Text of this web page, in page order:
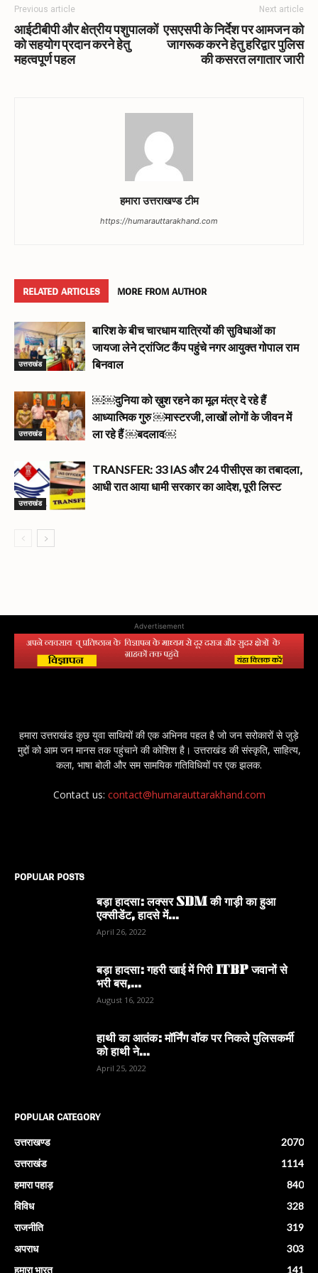
Previous article
आईटीबीपी और क्षेत्रीय पशुपालकों
को सहयोग प्रदान करने हेतु
महत्वपूर्ण पहल
Next article
एसएसपी के निर्देश पर आमजन को
जागरूक करने हेतु हरिद्वार पुलिस
की कसरत लगातार जारी
हमारा उत्तराखण्ड टीम
https://humarauttarakhand.com
RELATED ARTICLES MORE FROM AUTHOR
उत्तराखंड
बारिश के बीच चारधाम यात्रियों की सुविधाओं का
जायजा लेने ट्रांजिट कैंप पहुंचे नगर आयुक्त गोपाल राम
बिनवाल
उत्तराखंड
￼￼दुनिया को ख़ुश रहने का मूल मंत्र दे रहे हैं
आध्यात्मिक गुरु ￼मास्टरजी, लाखों लोगों के जीवन में
ला रहे हैं ￼बदलाव￼
उत्तराखंड
TRANSFER: 33 IAS और 24 पीसीएस का तबादला,
आधी रात आया धामी सरकार का आदेश, पूरी लिस्ट
Advertisement
हमारा उत्तराखंड कुछ युवा साथियों की एक अभिनव पहल है जो जन सरोकारों से जुड़े
मुद्दों को आम जन मानस तक पहुंचाने की कोशिश है। उत्तराखंड की संस्कृति, साहित्य,
कला, भाषा बोली और सम सामयिक गतिविधियों पर एक झलक.
Contact us: contact@humarauttarakhand.com
POPULAR POSTS
बड़ा हादसा: लक्सर SDM की गाड़ी का हुआ
एक्सीडेंट, हादसे में...
April 26, 2022
बड़ा हादसा: गहरी खाई में गिरी ITBP जवानों से
भरी बस,...
August 16, 2022
हाथी का आतंक: मॉर्निंग वॉक पर निकले पुलिसकर्मी
को हाथी ने...
April 25, 2022
POPULAR CATEGORY
उत्तराखण्ड
2070
उत्तराखंड
1114
हमारा पहाड़
840
विविध
328
राजनीति
319
अपराध
303
हमारा भारत
141